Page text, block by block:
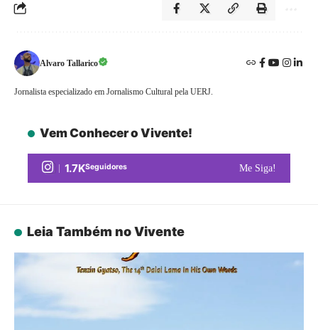
Alvaro Tallarico
Jornalista especializado em Jornalismo Cultural pela UERJ.
Vem Conhecer o Vivente!
1.7KSeguidores Me Siga!
Leia Também no Vivente